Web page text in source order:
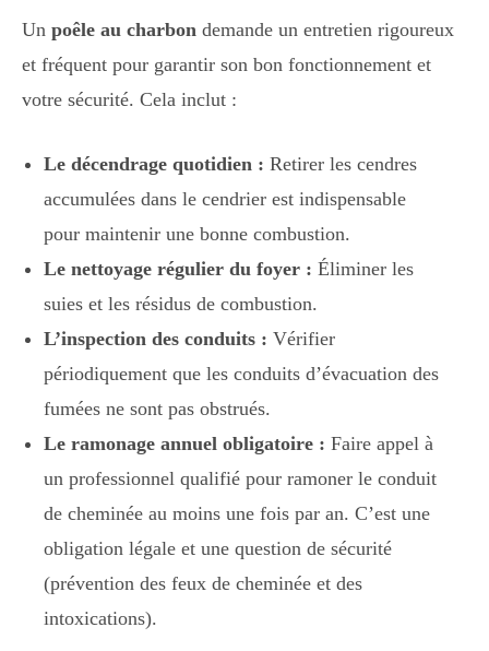
Un poêle au charbon demande un entretien rigoureux
et fréquent pour garantir son bon fonctionnement et
votre sécurité. Cela inclut :
Le décendrage quotidien : Retirer les cendres
accumulées dans le cendrier est indispensable
pour maintenir une bonne combustion.
Le nettoyage régulier du foyer : Éliminer les
suies et les résidus de combustion.
L’inspection des conduits : Vérifier
périodiquement que les conduits d’évacuation des
fumées ne sont pas obstrués.
Le ramonage annuel obligatoire : Faire appel à
un professionnel qualifié pour ramoner le conduit
de cheminée au moins une fois par an. C’est une
obligation légale et une question de sécurité
(prévention des feux de cheminée et des
intoxications).